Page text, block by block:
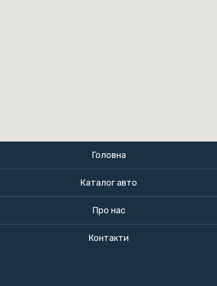
Головна
Каталог авто
Про нас
Контакти